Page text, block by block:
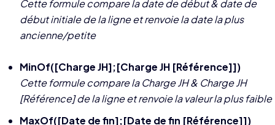
Cette formule compare la date de début & date de
début initiale de la ligne et renvoie la date la plus
ancienne/petite
MinOf([Charge JH];[Charge JH [Référence]])
Cette formule compare la Charge JH & Charge JH
[Référence] de la ligne et renvoie la valeur la plus faible
MaxOf([Date de fin];[Date de fin [Référence]])